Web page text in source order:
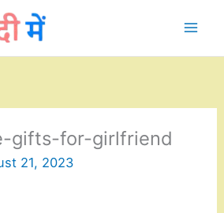
gifts-for-girlfriend
21, 2023